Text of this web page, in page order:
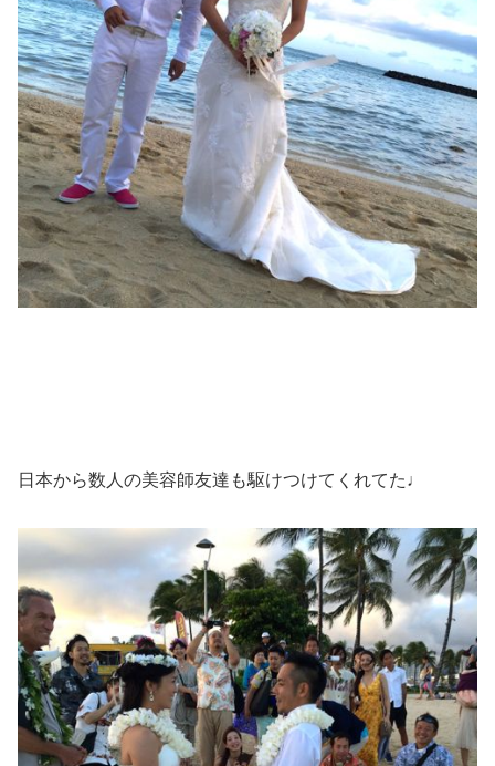
日本から数人の美容師友達も駆けつけてくれてた♩